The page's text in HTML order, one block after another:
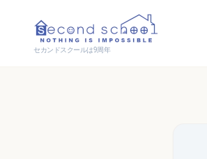
セカンドスクールは9周年